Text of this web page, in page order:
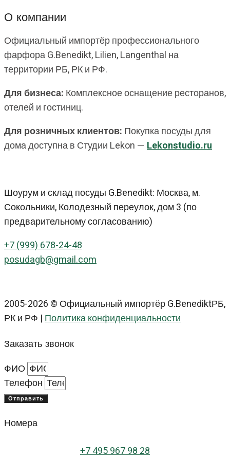
О компании
Официальный импортёр профессионального
фарфора G.Benedikt, Lilien, Langenthal на
территории РБ, РК и РФ.
Для бизнеса: Комплексное оснащение ресторанов,
отелей и гостиниц.
Для розничных клиентов: Покупка посуды для
дома доступна в Студии Lekon — Lekonstudio.ru
Шоурум и склад посуды G.Benedikt: Москва, м.
Сокольники, Колодезный переулок, дом 3 (по
предварительному согласованию)
+7 (999) 678-24-48
posudagb@gmail.com
2005-2026 © Официальный импортёр G.BenediktРБ,
РК и РФ |Политика конфиденциальности
Заказать звонок
ФИО
Телефон
Отправить
Номера
+7 495 967 98 28